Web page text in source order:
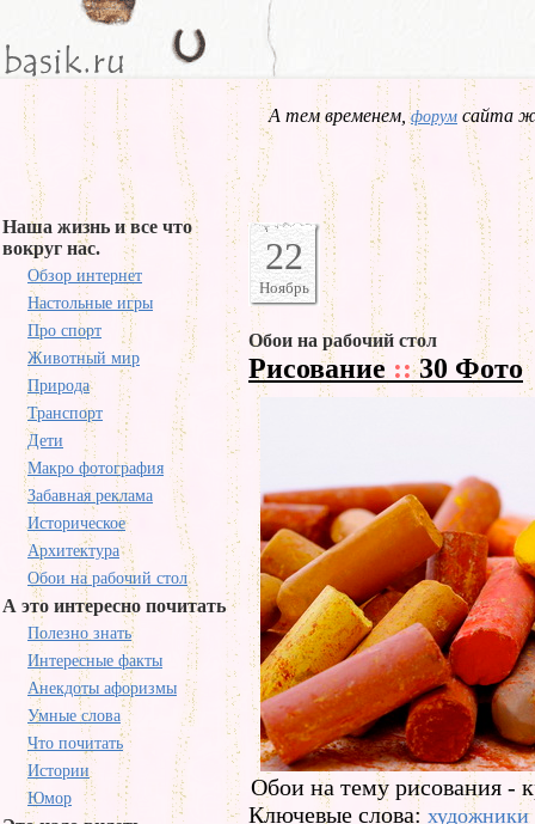
А тем временем,форум сайта
Наша жизнь и все что
вокруг нас.
Обзор интернет
Настольные игры
Про спорт
Животный мир
Природа
Транспорт
Дети
Макро фотография
Забавная реклама
Историческое
Архитектура
Обои на рабочий стол
А это интересно почитать
Полезно знать
Интересные факты
Анекдоты афоризмы
Умные слова
Что почитать
Истории
Юмор
22
Ноябрь
Обои на рабочий стол
Рисование ::30 Фото
Обои на тему рисования -
Ключевые слова: художники